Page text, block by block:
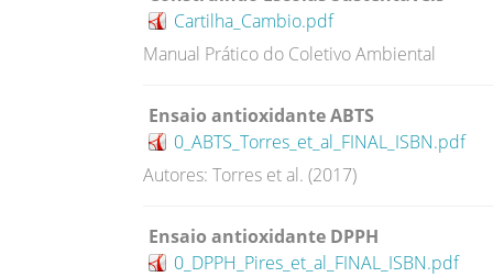
Cartilha_Cambio.pdf
Manual Prático do Coletivo Ambiental
Ensaio antioxidante ABTS
0_ABTS_Torres_et_al_FINAL_ISBN.pdf
Autores: Torres et al. (2017)
Ensaio antioxidante DPPH
0_DPPH_Pires_et_al_FINAL_ISBN.pdf